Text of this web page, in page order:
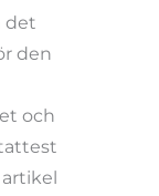
det
den
och